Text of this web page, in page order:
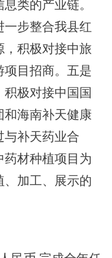
类的产业链。
一步整合我县红
积极对接中旅
目招商。五是
极对接中国国
和海南补天健康
与补天药业合
材种植项目为
、加工、展示的